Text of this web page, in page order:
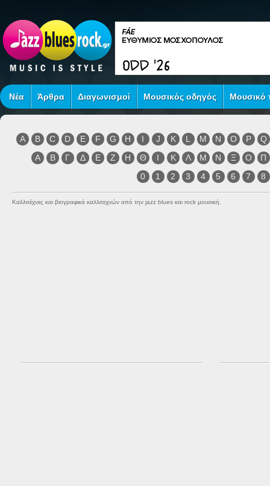
Νέα Άρθρα Διαγωνισμοί Μουσικός οδηγός Μουσικό
A B C D E F G H I J K L M N O P
Q
Α
Β Γ Δ Ε Ζ Η Θ Ι Κ Λ Μ Ν Ξ Ο
Π
0
1 2 3 4 5 6 7 8
Καλλιτέχνες και βιογραφικά καλλιτεχνών από την jazz blues και rock μουσική.